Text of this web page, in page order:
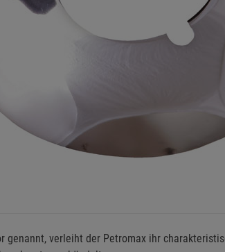
genannt, verleiht der Petromax ihr